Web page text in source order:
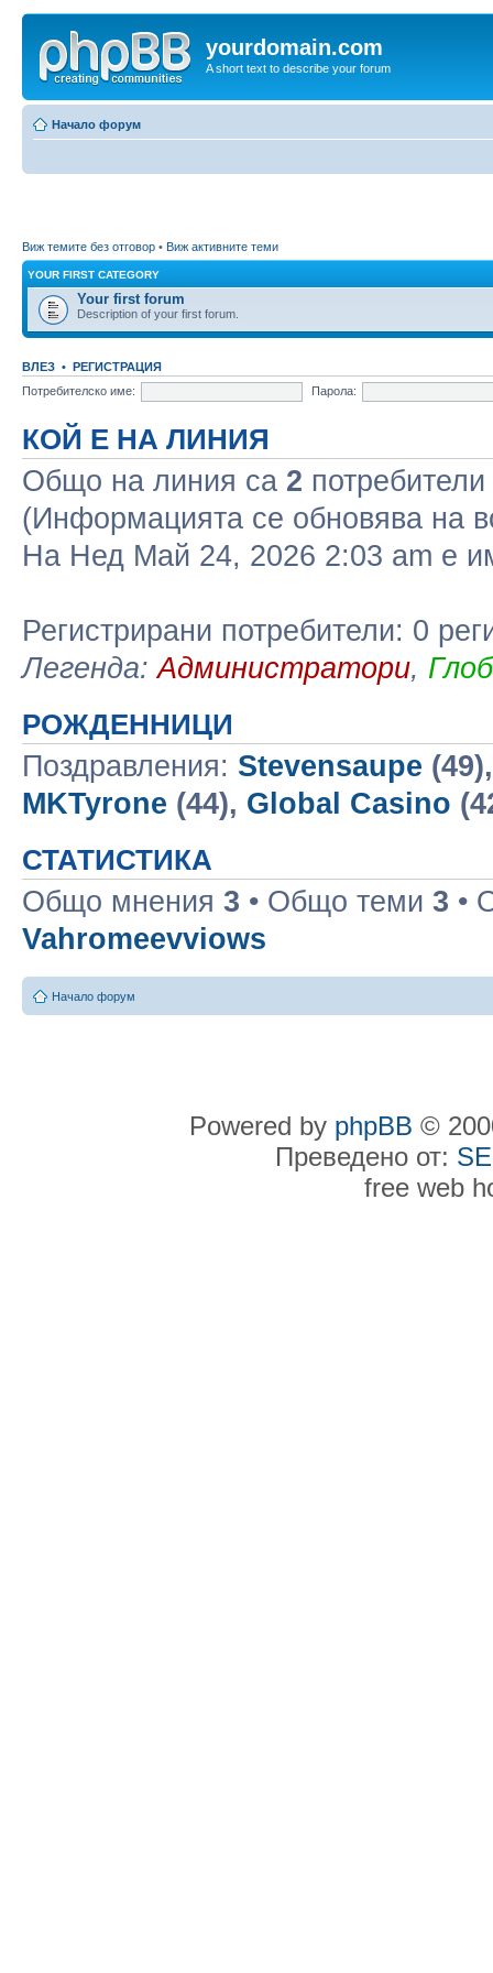
yourdomain.com
A short text to describe your forum
Начало форум
Виж темите без отговор • Виж активните теми
YOUR FIRST CATEGORY
Your first forum
Description of your first forum.
ВЛЕЗ • РЕГИСТРАЦИЯ
Потребителско име:
Парола:
КОЙ Е НА ЛИНИЯ
Общо на линия са 2
(Информацията се обновява на
На Нед Май 24, 2026 2:03 am е
Регистрирани потребители: 0
Легенда:Администратори,
РОЖДЕННИЦИ
Поздравления: Stevensaupe
MKTyrone (44), Global Casino
СТАТИСТИКА
Общо мнения 3 • Общо теми 3 •
Vahromeevviows
Начало форум
Powered by phpBB ©
Преведено от:
free web